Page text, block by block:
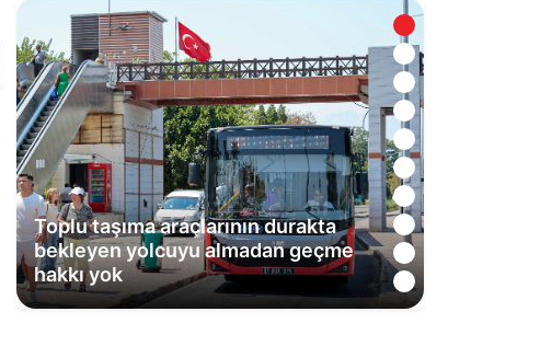
Christopher Nolan’ın Odysseia Filmi
Ardında Mitolojik Diplomasi:
Mitolojilerimizi Kim Anlatacak?